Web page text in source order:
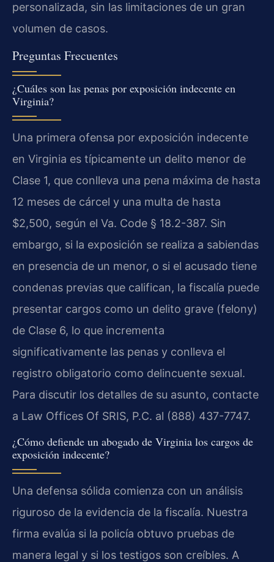
personalizada, sin las limitaciones de un gran
volumen de casos.
Preguntas Frecuentes
¿Cuáles son las penas por exposición indecente en
Virginia?
Una primera ofensa por exposición indecente
en Virginia es típicamente un delito menor de
Clase 1, que conlleva una pena máxima de hasta
12 meses de cárcel y una multa de hasta
$2,500, según el Va. Code § 18.2-387. Sin
embargo, si la exposición se realiza a sabiendas
en presencia de un menor, o si el acusado tiene
condenas previas que califican, la fiscalía puede
presentar cargos como un delito grave (felony)
de Clase 6, lo que incrementa
significativamente las penas y conlleva el
registro obligatorio como delincuente sexual.
Para discutir los detalles de su asunto, contacte
a Law Offices Of SRIS, P.C. al (888) 437-7747.
¿Cómo defiende un abogado de Virginia los cargos de
exposición indecente?
Una defensa sólida comienza con un análisis
riguroso de la evidencia de la fiscalía. Nuestra
firma evalúa si la policía obtuvo pruebas de
manera legal y si los testigos son creíbles. A